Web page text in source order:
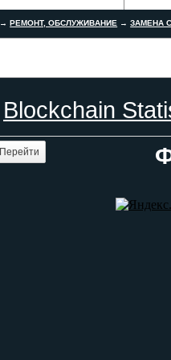
→РЕМОНТ, ОБСЛУЖИВАНИЕ →ЗАМЕНА
Blockchain